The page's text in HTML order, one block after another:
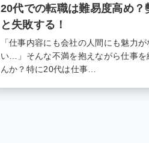
20代での転職は難易度高め
と失敗する！
「仕事内容にも会社の人間にも魅力
い…」そんな不満を抱えながら仕事
んか？特に20代は仕事…